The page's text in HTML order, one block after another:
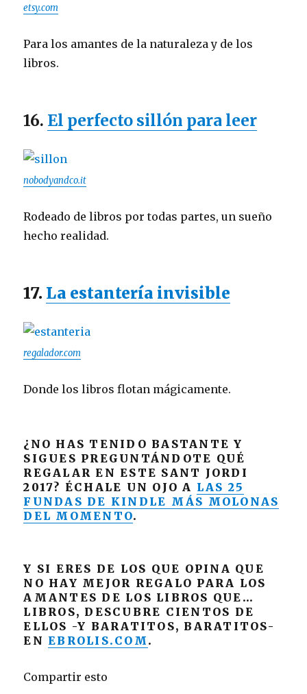
etsy.com
Para los amantes de la naturaleza y de los
libros.
16. El perfecto sillón para leer
nobodyandco.it
Rodeado de libros por todas partes, un sueño
hecho realidad.
17. La estantería invisible
regalador.com
Donde los libros flotan mágicamente.
¿NO HAS TENIDO BASTANTE Y
SIGUES PREGUNTÁNDOTE QUÉ
REGALAR EN ESTE SANT JORDI
2017? ÉCHALE UN OJO A LAS 25
FUNDAS DE KINDLE MÁS MOLONAS
DEL MOMENTO.
Y SI ERES DE LOS QUE OPINA QUE
NO HAY MEJOR REGALO PARA LOS
AMANTES DE LOS LIBROS QUE…
LIBROS, DESCUBRE CIENTOS DE
ELLOS -Y BARATITOS, BARATITOS-
EN EBROLIS.COM .
Compartir esto